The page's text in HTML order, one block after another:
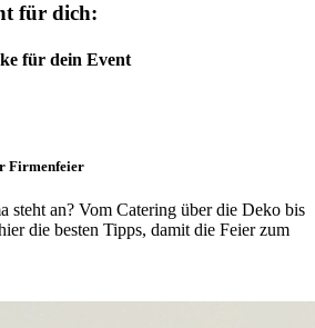
für dich:
für dein Event
Firmenfeier
steht an? Vom Catering über die Deko bis
die besten Tipps, damit die Feier zum